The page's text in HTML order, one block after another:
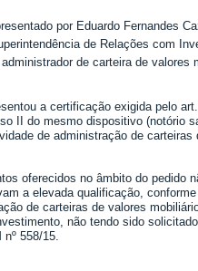
por Eduardo Fernandes
de Relações com
de carteira de valores
a certificação exigida pelo
II do mesmo dispositivo (notório
de administração de
oferecidos no âmbito do pedido
a elevada qualificação,
de carteiras de valores
não tendo sido
nº 558/15.